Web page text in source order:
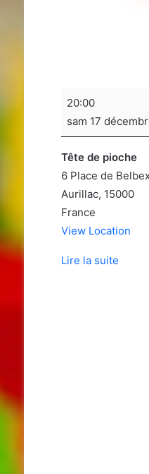
Soirée
de
sociétés
20:00
sam 17
Tête de pioche
6 Place de
Aurillac, 15000
France
View Location
Lire la suite